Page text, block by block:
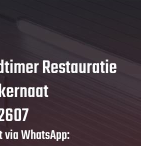
Restauratie
via WhatsApp: